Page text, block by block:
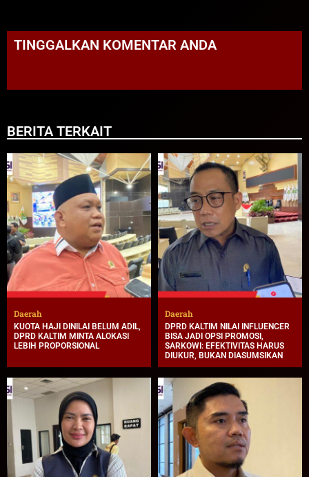
TINGGALKAN KOMENTAR ANDA
BERITA TERKAIT
Daerah
KUOTA HAJI DINILAI BELUM ADIL,
DPRD KALTIM MINTA ALOKASI
LEBIH PROPORSIONAL
Daerah
DPRD KALTIM NILAI INFLUENCER
BISA JADI OPSI PROMOSI,
SARKOWI: EFEKTIVITAS HARUS
DIUKUR, BUKAN DIASUMSIKAN